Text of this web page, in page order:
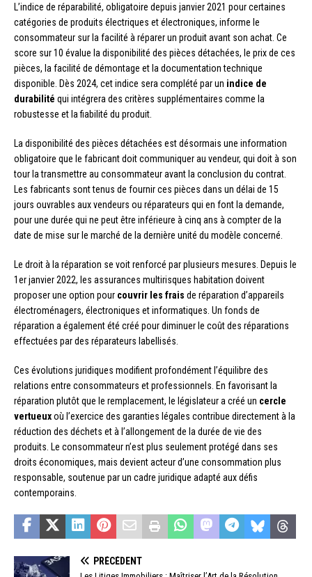
L’indice de réparabilité, obligatoire depuis janvier 2021 pour certaines
catégories de produits électriques et électroniques, informe le
consommateur sur la facilité à réparer un produit avant son achat. Ce
score sur 10 évalue la disponibilité des pièces détachées, le prix de ces
pièces, la facilité de démontage et la documentation technique
disponible. Dès 2024, cet indice sera complété par un indice de
durabilité qui intégrera des critères supplémentaires comme la
robustesse et la fiabilité du produit.
La disponibilité des pièces détachées est désormais une information
obligatoire que le fabricant doit communiquer au vendeur, qui doit à son
tour la transmettre au consommateur avant la conclusion du contrat.
Les fabricants sont tenus de fournir ces pièces dans un délai de 15
jours ouvrables aux vendeurs ou réparateurs qui en font la demande,
pour une durée qui ne peut être inférieure à cinq ans à compter de la
date de mise sur le marché de la dernière unité du modèle concerné.
Le droit à la réparation se voit renforcé par plusieurs mesures. Depuis le
1er janvier 2022, les assurances multirisques habitation doivent
proposer une option pour couvrir les frais de réparation d’appareils
électroménagers, électroniques et informatiques. Un fonds de
réparation a également été créé pour diminuer le coût des réparations
effectuées par des réparateurs labellisés.
Ces évolutions juridiques modifient profondément l’équilibre des
relations entre consommateurs et professionnels. En favorisant la
réparation plutôt que le remplacement, le législateur a créé un cercle
vertueuxoù l’exercice des garanties légales contribue directement à la
réduction des déchets et à l’allongement de la durée de vie des
produits. Le consommateur n’est plus seulement protégé dans ses
droits économiques, mais devient acteur d’une consommation plus
responsable, soutenue par un cadre juridique adapté aux défis
contemporains.
PRÉCÉDENT